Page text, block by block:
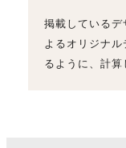
掲載している
よるオリジナ
るように、計算